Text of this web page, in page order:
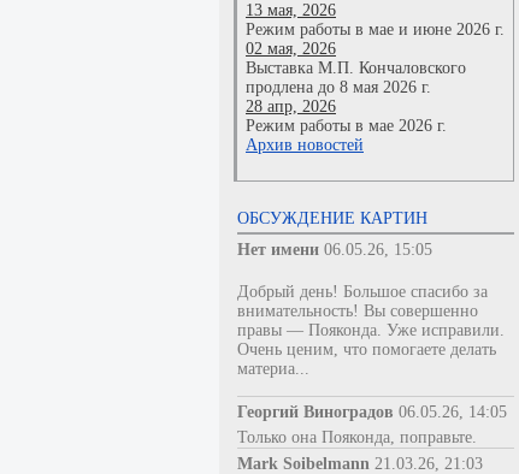
13 мая, 2026
Режим работы в мае и июне 2026 г.
02 мая, 2026
Выставка М.П. Кончаловского
продлена до 8 мая 2026 г.
28 апр, 2026
Режим работы в мае 2026 г.
Архив новостей
ОБСУЖДЕНИЕ КАРТИН
Нет имени 06.05.26, 15:05
Добрый день! Большое спасибо за
внимательность! Вы совершенно
правы — Пояконда. Уже исправили.
Очень ценим, что помогаете делать
материа...
Георгий Виноградов 06.05.26, 14:05
Только она Пояконда, поправьте.
Mark Soibelmann 21.03.26, 21:03